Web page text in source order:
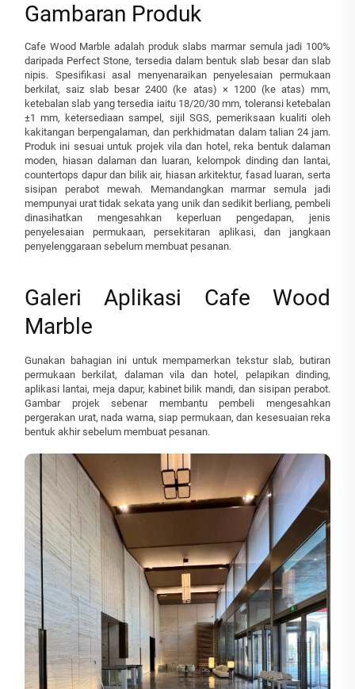
Gambaran Produk
Cafe Wood Marble adalah produk slabs marmar semula jadi 100%
daripada Perfect Stone, tersedia dalam bentuk slab besar dan slab
nipis. Spesifikasi asal menyenaraikan penyelesaian permukaan
berkilat, saiz slab besar 2400 (ke atas) × 1200 (ke atas) mm,
ketebalan slab yang tersedia iaitu 18/20/30 mm, toleransi ketebalan
±1 mm, ketersediaan sampel, sijil SGS, pemeriksaan kualiti oleh
kakitangan berpengalaman, dan perkhidmatan dalam talian 24 jam.
Produk ini sesuai untuk projek vila dan hotel, reka bentuk dalaman
moden, hiasan dalaman dan luaran, kelompok dinding dan lantai,
countertops dapur dan bilik air, hiasan arkitektur, fasad luaran, serta
sisipan perabot mewah. Memandangkan marmar semula jadi
mempunyai urat tidak sekata yang unik dan sedikit berliang, pembeli
dinasihatkan mengesahkan keperluan pengedapan, jenis
penyelesaian permukaan, persekitaran aplikasi, dan jangkaan
penyelenggaraan sebelum membuat pesanan.
Galeri Aplikasi Cafe Wood
Marble
Gunakan bahagian ini untuk mempamerkan tekstur slab, butiran
permukaan berkilat, dalaman vila dan hotel, pelapikan dinding,
aplikasi lantai, meja dapur, kabinet bilik mandi, dan sisipan perabot.
Gambar projek sebenar membantu pembeli mengesahkan
pergerakan urat, nada warna, siap permukaan, dan kesesuaian reka
bentuk akhir sebelum membuat pesanan.